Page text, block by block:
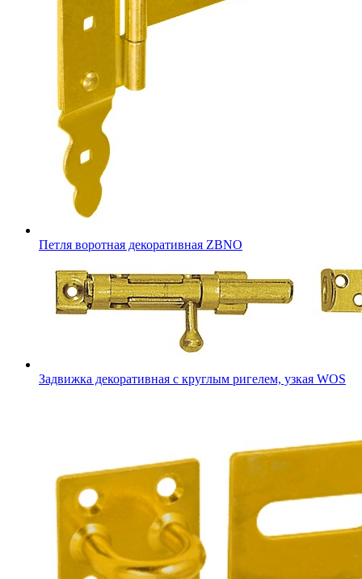
Петля воротная декоративная ZBNO
Задвижка декоративная с круглым ригелем, узкая WOS